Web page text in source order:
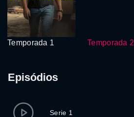
Temporada 1 Temporada 2
Episódios
Serie 1